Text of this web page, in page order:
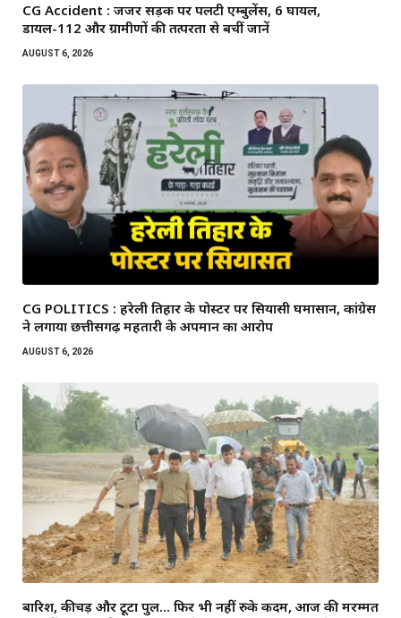
CG Accident : जर्जर सड़क पर पलटी एम्बुलेंस, 6 घायल,
डायल-112 और ग्रामीणों की तत्परता से बचीं जानें
AUGUST 6, 2026
CG POLITICS : हरेली तिहार के पोस्टर पर सियासी घमासान, कांग्रेस
ने लगाया छत्तीसगढ़ महतारी के अपमान का आरोप
AUGUST 6, 2026
बारिश, कीचड़ और टूटा पुल… फिर भी नहीं रुके कदम, आज की मरम्मत